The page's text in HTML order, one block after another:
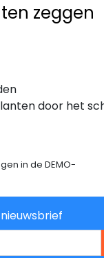
zeggen
door het
in de DEMO-